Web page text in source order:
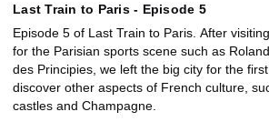
Last Train to Paris - Episode 5
Episode 5 of Last Train to Paris. After
for the Parisian sports scene such as
des Principies, we left the big city for the
discover other aspects of French culture,
castles and Champagne.